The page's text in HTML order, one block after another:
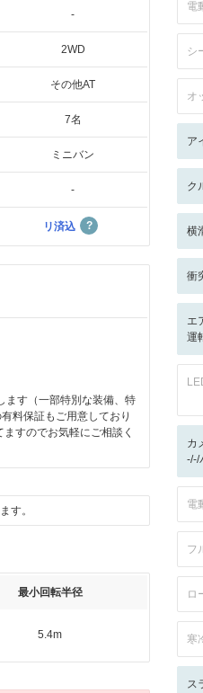
-
2WD
その他AT
7名
ミニバン
-
リ済込
ます（一部特別な装備、特
料保証もご用意しており
すのでお気軽にご相談く
す。
最小回転半径
5.4m
電
シ
オ
ア
ク
横
衝
エ
運
カ
-/-/
電
フ
ロ
寒
ス